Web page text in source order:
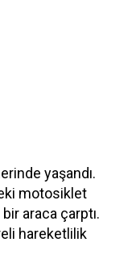
yaşandı.
motosiklet
araca çarptı.
hareketlilik